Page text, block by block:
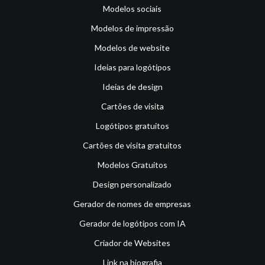
Modelos sociais
Modelos de impressão
Modelos de website
Ideias para logótipos
Ideias de design
Cartões de visita
Logótipos gratuitos
Cartões de visita gratuitos
Modelos Gratuitos
Design personalizado
Gerador de nomes de empresas
Gerador de logótipos com IA
Criador de Websites
Link na biografia